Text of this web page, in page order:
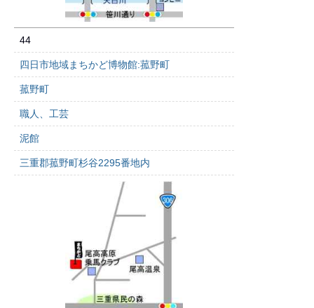
44
四日市地域まちかど博物館:菰野町
菰野町
職人、工芸
泥館
三重郡菰野町杉谷2295番地内